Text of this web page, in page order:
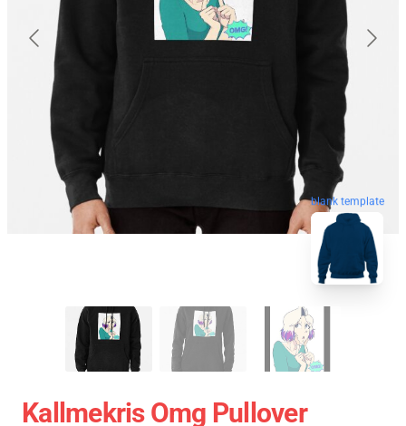
blank template
Kallmekris Omg Pullover